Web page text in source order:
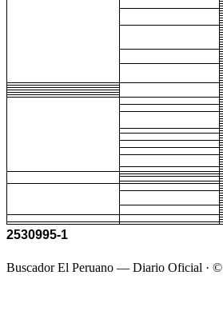
2530995-1
Buscador El Peruano — Diario Oficial · ©